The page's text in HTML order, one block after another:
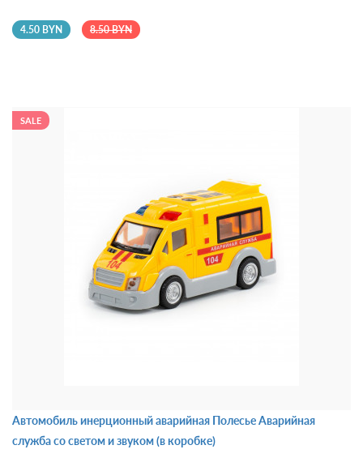
4.50 BYN 8.50 BYN
SALE
Автомобиль инерционный аварийная Полесье Аварийная
служба со светом и звуком (в коробке)